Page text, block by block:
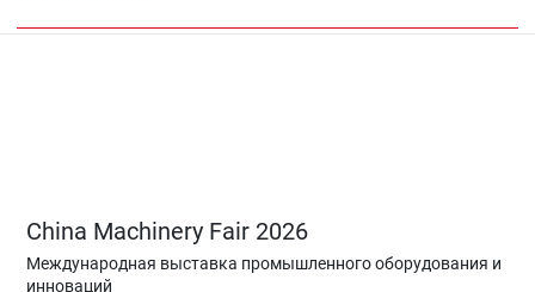
China Machinery Fair 2026
Международная выставка промышленного оборудования и
инноваций